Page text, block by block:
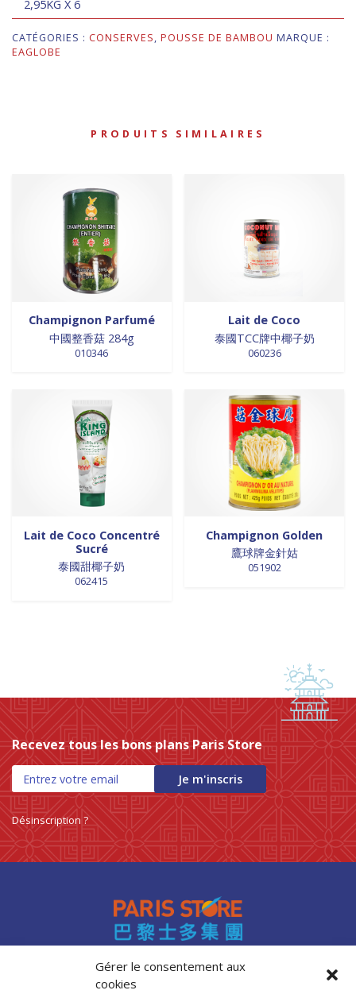
Gérer le consentement aux
cookies
2,95KG X 6
CATÉGORIES : CONSERVES, POUSSE DE BAMBOU MARQUE :
EAGLOBE
PRODUITS SIMILAIRES
Champignon Parfumé
中國整香菇 284g
010346
Lait de Coco
泰國TCC牌中椰子奶
060236
Lait de Coco Concentré
Sucré
泰國甜椰子奶
062415
Champignon Golden
鷹球牌金針姑
051902
Recevez tous les bons plans Paris Store
Je m'inscris
Désinscription ?
Accès professionnels